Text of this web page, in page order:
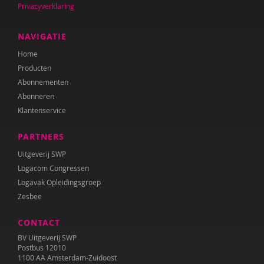
Dominique Grotenhuis
Anneke Guis
Janneke Hagenaar
Noëlle Haitsma
Audrey van den Ham
Anne Mijke van Harten
Barbara Hermsen
E. Hoekstra
Laura Hoogcarspel
Laura Hovenkamp
Privacyverklaring
NAVIGATIE
Home
Producten
Abonnementen
Abonneren
Klantenservice
PARTNERS
Uitgeverij SWP
Logacom Congressen
Logavak Opleidingsgroep
Zesbee
CONTACT
BV Uitgeverij SWP
Postbus 12010
1100 AA Amsterdam-Zuidoost